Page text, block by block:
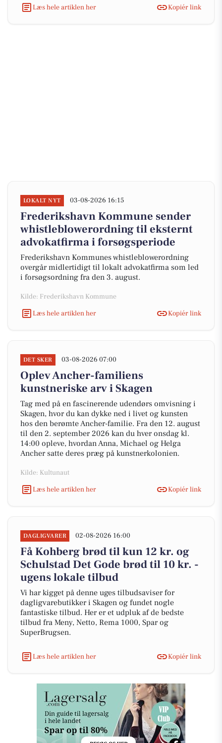
Læs hele artiklen her Kopiér link
LOKALT NYT 03-08-2026 16:15
Frederikshavn Kommune sender
whistleblowerordning til eksternt
advokatfirma i forsøgsperiode
Frederikshavn Kommunes whistleblowerordning
overgår midlertidigt til lokalt advokatfirma som led
i forsøgsordning fra den 3. august.
Kilde: Frederikshavn Kommune
Læs hele artiklen her
Kopiér link
DET SKER 03-08-2026 07:00
Oplev Ancher-familiens
kunstneriske arv i Skagen
Tag med på en fascinerende udendørs omvisning i
Skagen, hvor du kan dykke ned i livet og kunsten
hos den berømte Ancher-familie. Fra den 12. august
til den 2. september 2026 kan du hver onsdag kl.
14:00 opleve, hvordan Anna, Michael og Helga
Ancher satte deres præg på kunstnerkolonien.
Kilde: Kultunaut
Læs hele artiklen her
Kopiér link
DAGLIGVARER 02-08-2026 16:00
Få Kohberg brød til kun 12 kr. og
Schulstad Det Gode brød til 10 kr. -
ugens lokale tilbud
Vi har kigget på denne uges tilbudsaviser for
dagligvarebutikker i Skagen og fundet nogle
fantastiske tilbud. Her er et udpluk af de bedste
tilbud fra Meny, Netto, Rema 1000, Spar og
SuperBrugsen.
Læs hele artiklen her Kopiér link